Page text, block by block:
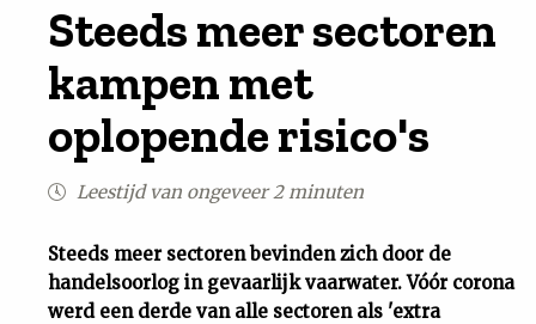
Achtergrond
Uit
Feiten
Steeds meer sectoren
kampen met
oplopende risico's
Leestijd van ongeveer 2 minuten
Steeds meer sectoren bevinden zich door de
handelsoorlog in gevaarlijk vaarwater. Vóór corona
werd een derde van alle sectoren als 'extra